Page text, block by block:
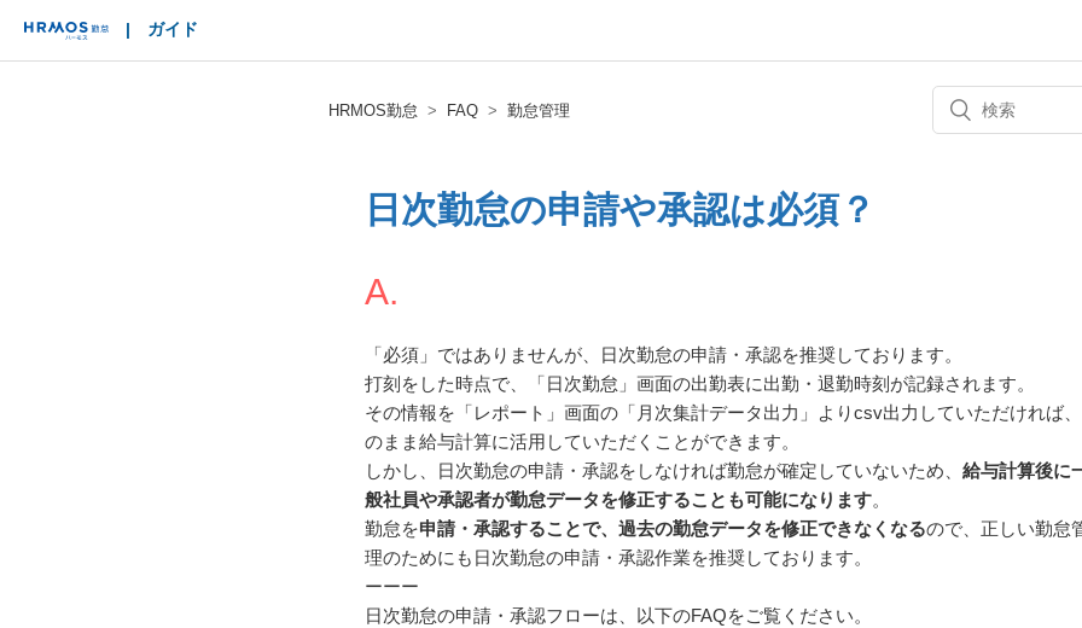
HRMOS
| ガイド
HRMOS勤怠 FAQ 勤怠管理
日次勤怠の申請や承認は必須？
A.
「必須」ではありませんが、日次勤怠の申請・承認を推奨しております。
打刻をした時点で、「日次勤怠」画面の出勤表に出勤・退勤時刻が記録されます。
その情報を「レポート」画面の「月次集計データ出力」よりcsv出力していただければ
のまま給与計算に活用していただくことができます。
しかし、日次勤怠の申請・承認をしなければ勤怠が確定していないため、 給与計算後に
般社員や承認者が勤怠データを修正することも可能になります。
勤怠を申請・承認することで、過去の勤怠データを修正できなくなるので、正しい勤怠
理のためにも日次勤怠の申請・承認作業を推奨しております。
ーーー
日次勤怠の申請・承認フローは、以下のFAQをご覧ください。